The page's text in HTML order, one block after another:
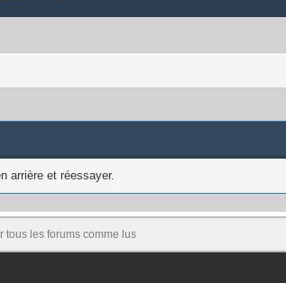
arrière et réessayer.
tous les forums comme lus